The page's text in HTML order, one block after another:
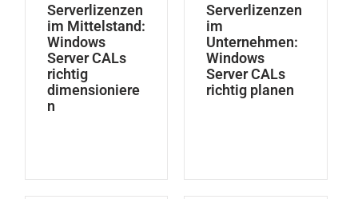
Serverlizenzen
im Mittelstand:
Windows
Server CALs
richtig
dimensioniere
n
Serverlizenzen
im
Unternehmen:
Windows
Server CALs
richtig planen